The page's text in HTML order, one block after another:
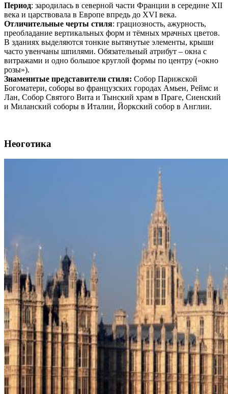
Период: зародилась в северной части Франции в середине XII
века и царствовала в Европе впредь до XVI века.
Отличительные черты стиля: грациозность, ажурность,
преобладание вертикальных форм и тёмных мрачных цветов.
В зданиях выделяются тонкие вытянутые элементы, крыши
часто увенчаны шпилями. Обязательный атрибут – окна с
витражами и одно большое круглой формы по центру («окно
розы»).
Знаменитые представители стиля: Собор Парижской
Богоматери, соборы во французских городах Амьен, Реймс и
Лан, Собор Святого Вита и Тынский храм в Праге, Сиенский
и Миланский соборы в Италии, Йоркский собор в Англии.
Неоготика